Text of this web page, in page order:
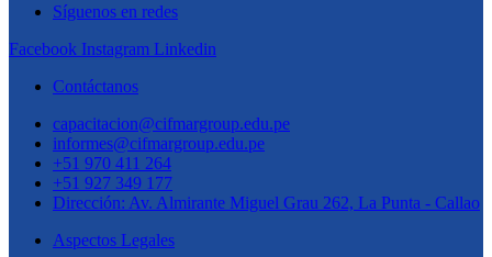
Síguenos en redes
Facebook Instagram Linkedin
Contáctanos
capacitacion@cifmargroup.edu.pe
informes@cifmargroup.edu.pe
+51 970 411 264
+51 927 349 177
Dirección: Av. Almirante Miguel Grau 262, La Punta - Callao
Aspectos Legales